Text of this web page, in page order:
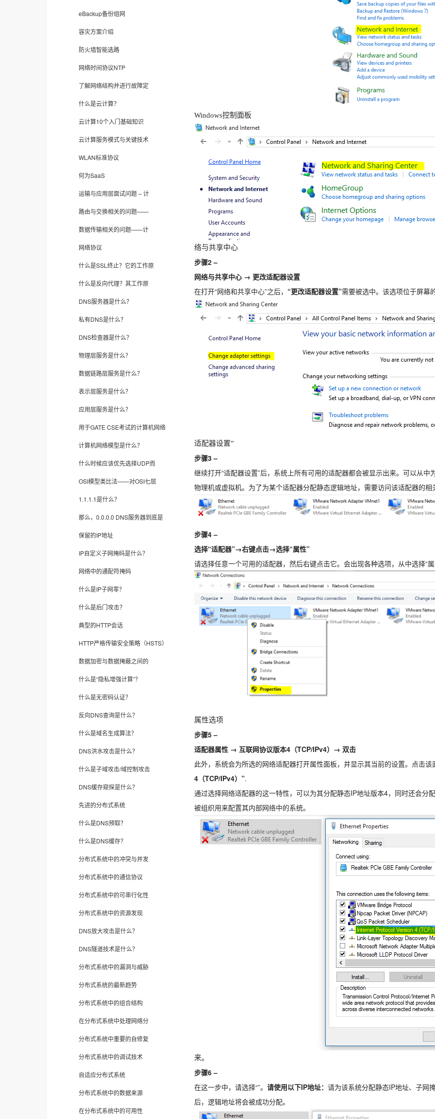
eBackup备份组网
容灾方案介绍
防火墙智能选路
网络时间协议NTP
了解网络结构并进行故障定
什么是云计算？
云计算10个入门基础知识
云计算服务模式与关键技术
WLAN标准协议
何为SaaS
运输与应用层面试问题 – 计
路由与交换相关的问题——
数据传输相关的问题——计
网络协议
什么是SSL终止？它的工作原
什么是反向代理？其工作原
DNS服务器是什么？
私有DNS是什么？
DNS检查器是什么？
物理层服务是什么？
数据链路层服务是什么？
表示层服务是什么？
应用层服务是什么？
用于GATE CSE考试的计算机网络
计算机网络模型是什么？
什么时候应该优先选择UDP而
OSI模型类比法——对OSI七层
1.1.1.1是什么？
那么，0.0.0.0 DNS服务器到底是
保留的IP地址
IP自定义子网掩码是什么？
网络中的通配符掩码
什么是IP子网零？
什么是后门攻击？
典型的HTTP会话
HTTP严格传输安全策略（HSTS）
数据加密与数据掩蔽之间的
什么是“隐私增强计算”？
什么是无密码认证？
反向DNS查询是什么？
什么是域名生成算法？
DNS洪水攻击是什么？
什么是子域攻击/域控制攻击
DNS缓存窥探是什么？
先进的分布式系统
什么是DNS预取？
什么是DNS缓存？
分布式系统中的冲突与并发
分布式系统中的通信协议
分布式系统中的可串行化性
分布式系统中的资源发现
DNS放大攻击是什么？
DNS隧道技术是什么？
分布式系统中的漏洞与威胁
分布式系统的最新趋势
分布式系统中的组合结构
在分布式系统中处理网络分
分布式系统中重要的自修复
分布式系统中的调试技术
自适应分布式系统
分布式系统中的数据来源
在分布式系统中的可用性
Windows控制面板
络与共享中心
步骤2 –
网络与共享中心 → 更改适配器设置
在打开“网络和共享中心”之后， “更改适配器设置”需要被选中。该选项位于屏幕
适配器设置”
步骤3 –
继续打开“适配器设置”后，系统上所有可用的适配器都会被显示出来。可以从
物理机或虚拟机。为了为某个适配器分配静态逻辑地址，需要访问该适配器的相
步骤4 –
选择“适配器”→右键点击→选择“属性”
请选择任意一个可用的适配器，然后右键点击它。会出现各种选项，从中选择“
属性选项
步骤5 –
适配器属性 → 互联网协议版本4（TCP/IPv4）→ 双击
此外，系统会为所选的网络适配器打开属性面板，并显示其当前的设置。点击
4（TCP/IPv4）”.
通过选择网络适配器的这一特性，可以为其分配静态IP地址版本4，同时还会分
被组织用来配置其内部网络中的系统。
来。
步骤6 –
在这一步中，请选择“”。 请使用以下IP地址： 请为该系统分配静态IP地址、子网
后，逻辑地址将会被成功分配。